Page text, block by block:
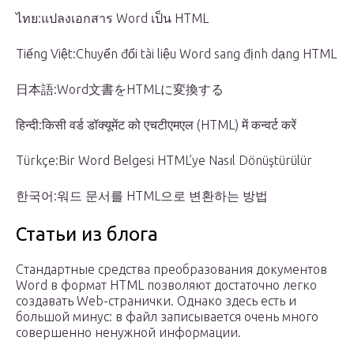
ไทย:แปลงเอกสาร Word เป็น HTML
Tiếng Việt:Chuyển đổi tài liệu Word sang định dạng HTML
日本語:Word文書をHTMLに変換する
हिन्दी:किसी वर्ड डॉक्यूमेंट को एचटीएमएल (HTML) में कन्वर्ट करें
Türkçe:Bir Word Belgesi HTML’ye Nasıl Dönüştürülür
한국어:워드 문서를 HTML으로 변환하는 방법
Статьи из блога
Стандартные средства преобразования документов
Word в формат HTML позволяют достаточно легко
создавать Web-странички. Однако здесь есть и
большой минус: в файл записывается очень много
совершенно ненужной информации.